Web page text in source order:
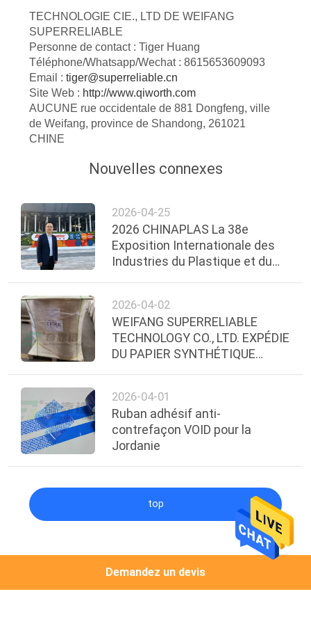
TECHNOLOGIE CIE., LTD DE WEIFANG
SUPERRELIABLE
Personne de contact : Tiger Huang
Téléphone/Whatsapp/Wechat : 8615653609093
Email : tiger@superreliable.cn
Site Web : http://www.qiworth.com
AUCUNE rue occidentale de 881 Dongfeng, ville
de Weifang, province de Shandong, 261021
CHINE
Nouvelles connexes
2026-04-25
2026 CHINAPLAS La 38e
Exposition Internationale des
Industries du Plastique et du
2026-04-02
WEIFANG SUPERRELIABLE
TECHNOLOGY CO., LTD. EXPÉDIE
DU PAPIER SYNTHÉTIQUE
CONGÉLATION EN ÉQUATEUR
2026-04-01
Ruban adhésif anti-
contrefaçon VOID pour la
Jordanie
top
Catégories populaires
Demandez un devis